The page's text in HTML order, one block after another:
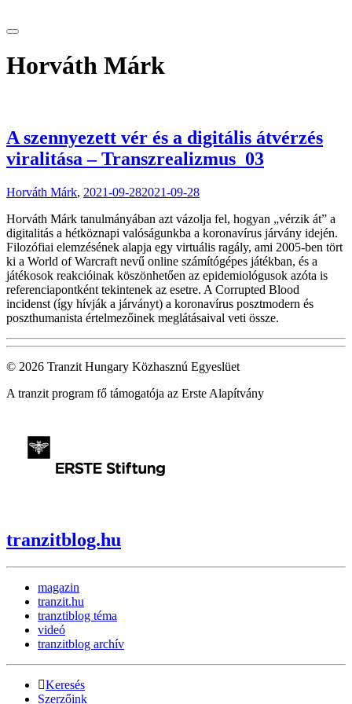
Horváth Márk
A szennyezett vér és a digitális átvérzés
viralitása – Transzrealizmus_03
Horváth Márk, 2021-09-282021-09-28
Horváth Márk tanulmányában azt vázolja fel, hogyan „vérzik át” a
digitalitás a hétköznapi valóságunkba a koronavírus járvány idején.
Filozófiai elemzésének alapja egy virtuális ragály, ami 2005-ben tört
ki a World of Warcraft nevű online számítógépes játékban, és a
játékosok reakcióinak köszönhetően az epidemiológusok azóta is
referenciapontként tekintenek az esetre. A Corrupted Blood
incidenst (így hívják a járványt) a koronavírus posztmodern és
poszthumanista értelmezőinek meglátásaival veti össze.
© 2026 Tranzit Hungary Közhasznú Egyeslüet
A tranzit program fő támogatója az Erste Alapítvány
tranzitblog.hu
magazin
tranzit.hu
tranztiblog téma
videó
tranzitblog archív
Keresés
Szerzőink